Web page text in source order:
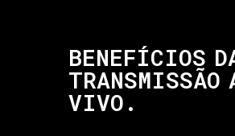
BENEFÍCIOS
TRANSMISSÃO
VIVO.